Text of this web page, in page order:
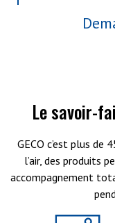
Le savoir-
GECO c’est plus de
l’air, des produits
accompagnement